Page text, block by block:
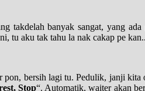
takdelah banyak sangat, yang
tu aku tak tahu la nak cakap pe
bersih lagi tu. Pedulik, janji
Stop“. Automatik, waiter akan